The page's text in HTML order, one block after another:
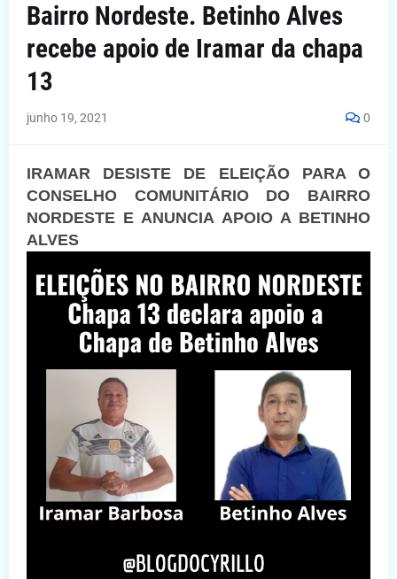
Bairro Nordeste. Betinho Alves
recebe apoio de Iramar da chapa
13
junho 19, 2021 0
IRAMAR DESISTE DE ELEIÇÃO PARA O
CONSELHO COMUNITÁRIO DO BAIRRO
NORDESTE E ANUNCIA APOIO A BETINHO
ALVES